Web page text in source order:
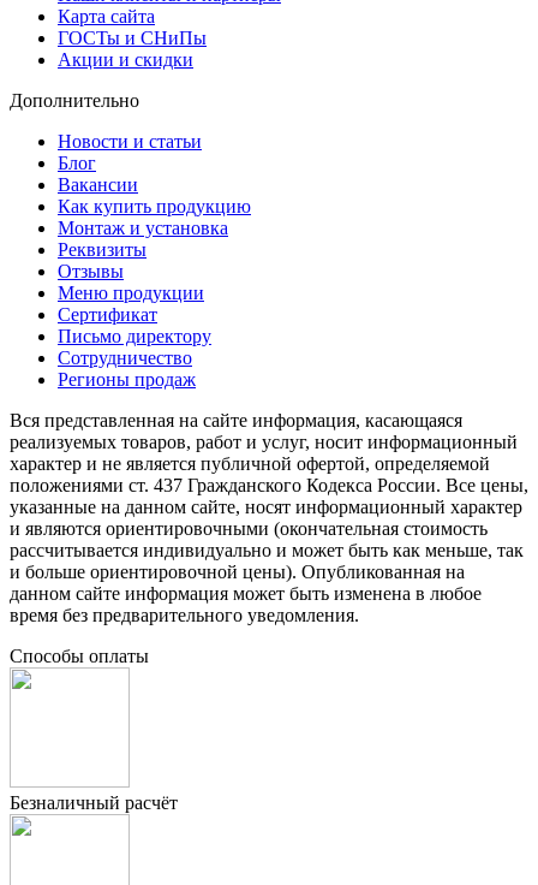
Карта сайта
ГОСТы и СНиПы
Акции и скидки
Дополнительно
Новости и статьи
Блог
Вакансии
Как купить продукцию
Монтаж и установка
Реквизиты
Отзывы
Меню продукции
Сертификат
Письмо директору
Сотрудничество
Регионы продаж
Вся представленная на сайте информация, касающаяся
реализуемых товаров, работ и услуг, носит информационный
характер и не является публичной офертой, определяемой
положениями ст. 437 Гражданского Кодекса России. Все цены,
указанные на данном сайте, носят информационный характер
и являются ориентировочными (окончательная стоимость
рассчитывается индивидуально и может быть как меньше, так
и больше ориентировочной цены). Опубликованная на
данном сайте информация может быть изменена в любое
время без предварительного уведомления.
Способы оплаты
Безналичный расчёт